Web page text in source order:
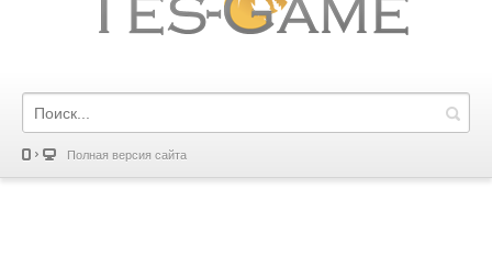
Полная версия сайта